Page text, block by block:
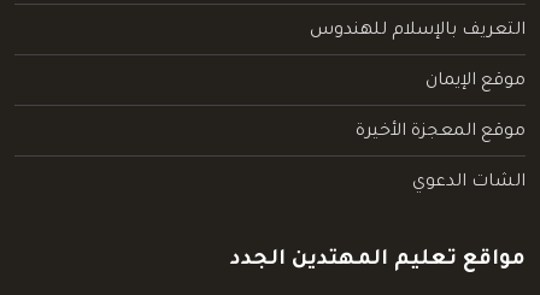
التعريف بالإسلام للهندوس
موقع الإيمان
موقع المعجزة الأخيرة
الشات الدعوي
مواقع تعليم المهتدين الجدد